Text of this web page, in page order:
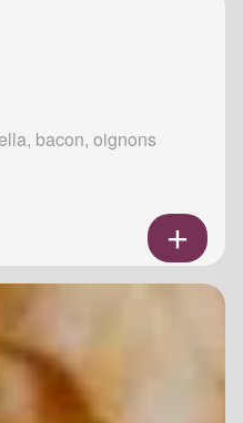
bacon, oignons